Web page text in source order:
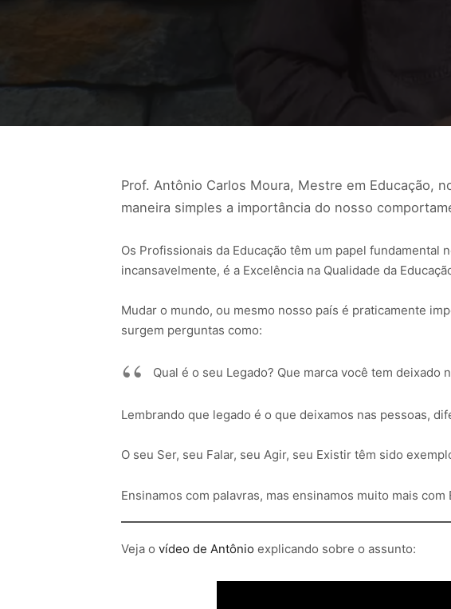
Prof. Antônio Carlos Moura, Mestre em Educação,
maneira simples a importância do nosso
Os Profissionais da Educação têm um papel
incansavelmente, é a Excelência na Qualidade da
Mudar o mundo, ou mesmo nosso país é praticamente
surgem perguntas como:
Qual é o seu Legado? Que marca você tem deixado
Lembrando que legado é o que deixamos nas pessoas,
O seu Ser, seu Falar, seu Agir, seu Existir têm sido
Ensinamos com palavras, mas ensinamos muito mais com
Veja o vídeo de Antônio explicando sobre o assunto: